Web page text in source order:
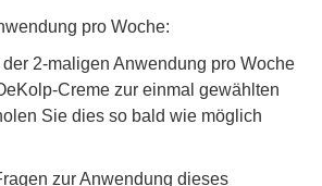
pro Woche:
2-maligen Anwendung pro Woche
Creme zur einmal gewählten
Sie dies so bald wie möglich
zur Anwendung dieses